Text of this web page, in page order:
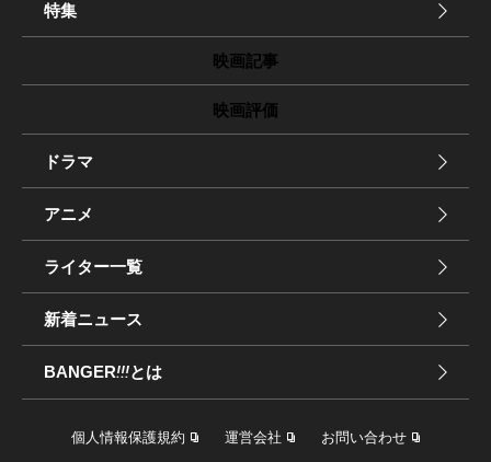
特集
映画記事
映画評価
ドラマ
アニメ
ライター一覧
新着ニュース
BANGER!!!とは
個人情報保護規約 運営会社 お問い合わせ